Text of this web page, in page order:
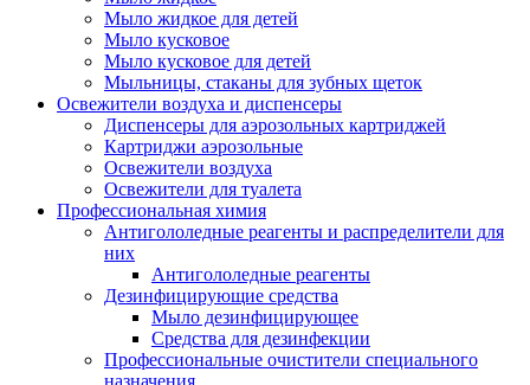
Мыло жидкое для детей
Мыло кусковое
Мыло кусковое для детей
Мыльницы, стаканы для зубных щеток
Освежители воздуха и диспенсеры
Диспенсеры для аэрозольных картриджей
Картриджи аэрозольные
Освежители воздуха
Освежители для туалета
Профессиональная химия
Антигололедные реагенты и распределители для
них
Антигололедные реагенты
Дезинфицирующие средства
Мыло дезинфицирующее
Средства для дезинфекции
Профессиональные очистители специального
назначения